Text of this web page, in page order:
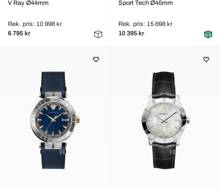
V Ray Ø44mm
Rek. pris: 10 998 kr
6 795 kr
Sport Tech Ø45mm
Rek. pris: 15 698 kr
10 395 kr